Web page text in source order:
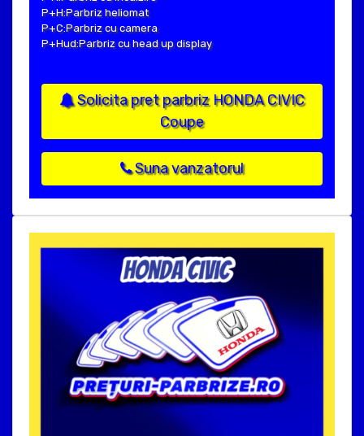
P+H:Parbriz heliomat
P+C:Parbriz cu camera
P+Hud:Parbriz cu head up display
Solicita pret parbriz HONDA CIVIC
Coupe
Suna vanzatorul